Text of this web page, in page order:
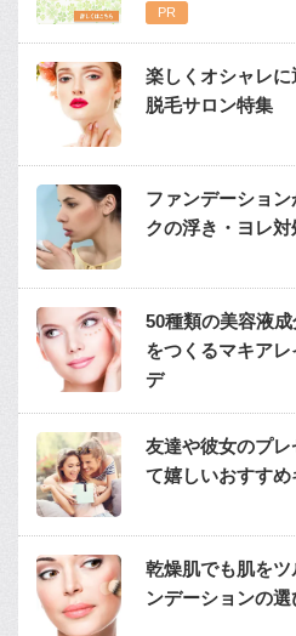
楽しくオシャレ
脱毛サロン特集
ファンデーショ
クの浮き・ヨレ
50種類の美容液
をつくるマキア
デ
友達や彼女のプ
て嬉しいおすすめ
乾燥肌でも肌を
ンデーションの選